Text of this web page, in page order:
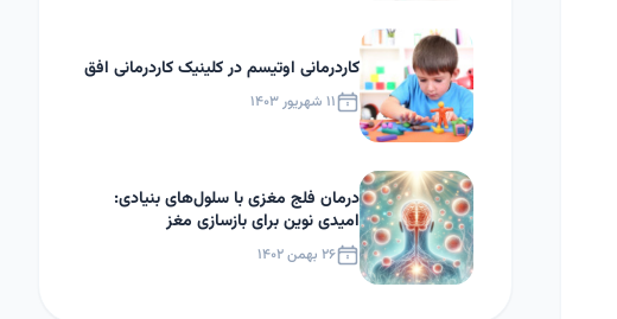
کاردرمانی اوتیسم در کلینیک کاردرمانی افق
۱۱ شهریور ۱۴۰۳
درمان فلج مغزی با سلول‌های بنیادی:
امیدی نوین برای بازسازی مغز
۲۶ بهمن ۱۴۰۲